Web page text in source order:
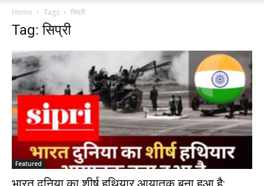
Home Tags सिप्री
Tag: सिप्री
Featured